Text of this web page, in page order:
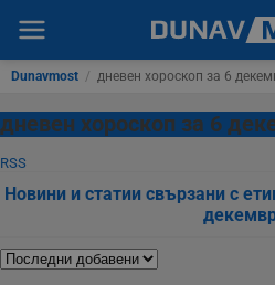
Dunavmost / дневен хороскоп за 6
дневен хороскоп за 6
RSS
Новини и статии свързани с